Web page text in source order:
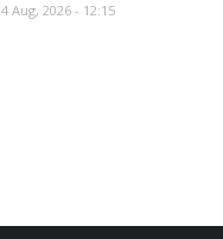
4 Aug, 2026 - 12:15